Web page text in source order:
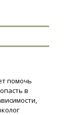
помочь
в